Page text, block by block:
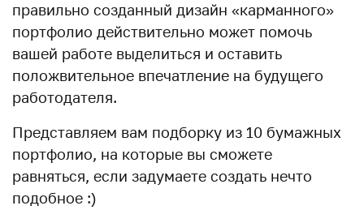
правильно созданный дизайн «карманного»
портфолио действительно может помочь
вашей работе выделиться и оставить
положвительное впечатление на будущего
работодателя.
Представляем вам подборку из 10 бумажных
портфолио, на которые вы сможете
равняться, если задумаете создать нечто
подобное :)